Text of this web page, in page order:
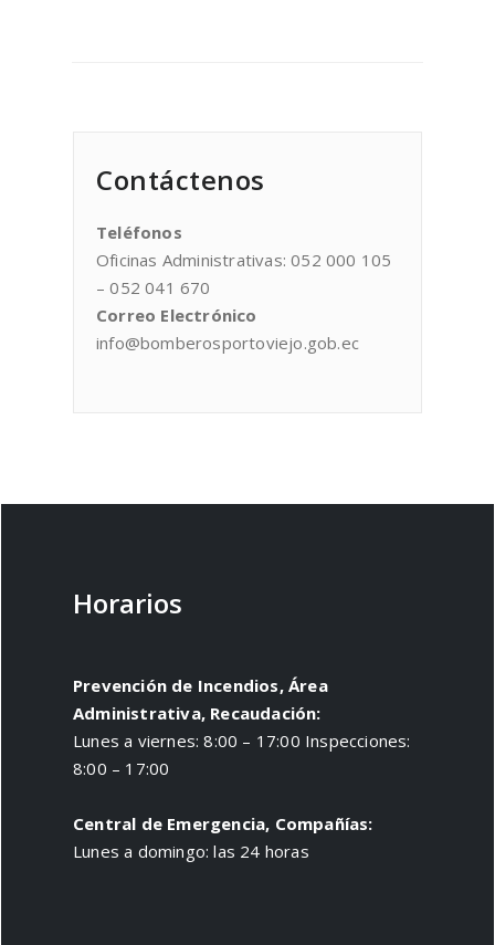
Contáctenos
Teléfonos
Oficinas Administrativas: 052 000 105
– 052 041 670
Correo Electrónico
info@bomberosportoviejo.gob.ec
Horarios
Prevención de Incendios, Área
Administrativa, Recaudación:
Lunes a viernes: 8:00 – 17:00 Inspecciones:
8:00 – 17:00
Central de Emergencia, Compañías:
Lunes a domingo: las 24 horas